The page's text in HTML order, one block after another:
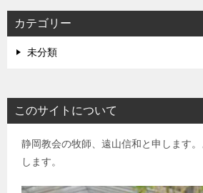
カテゴリー
未分類
このサイトについて
静岡教会の牧師、遠山信和と申します
します。